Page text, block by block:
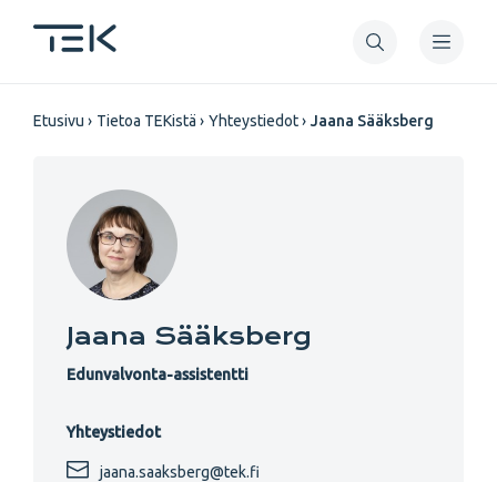
pääsisältöön
Murupolku
Etusivu Tietoa TEKistä Yhteystiedot Jaana Sääksberg
Jaana Sääksberg
Edunvalvonta-assistentti
Yhteystiedot
jaana.saaksberg@tek.fi